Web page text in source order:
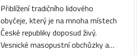
Přiblížení tradičního lidového
obyčeje, který je na mnoha místech
České republiky doposud živý.
Vesnické masopustní obchůzky a…